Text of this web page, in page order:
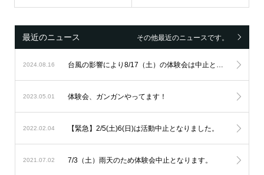
最近のニュース その他最近のニュースです。
2024.08.16 台風の影響により8/17（土）の体験会は中止とします。
2023.05.01 体験会、ガンガンやってます！
2022.02.04 【緊急】2/5(土)6(日)は活動中止となりました。
2021.07.02 7/3（土）雨天のため体験会中止となります。